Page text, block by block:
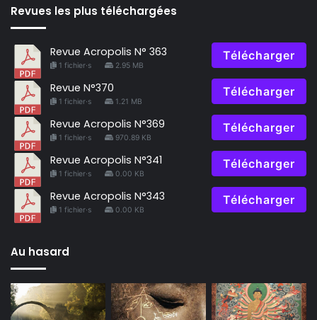
Revues les plus téléchargées
Revue Acropolis N° 363
1 fichier·s 2.95 MB
Télécharger
Revue N°370
1 fichier·s 1.21 MB
Télécharger
Revue Acropolis N°369
1 fichier·s 970.89 KB
Télécharger
Revue Acropolis N°341
1 fichier·s 0.00 KB
Télécharger
Revue Acropolis N°343
1 fichier·s 0.00 KB
Télécharger
Au hasard